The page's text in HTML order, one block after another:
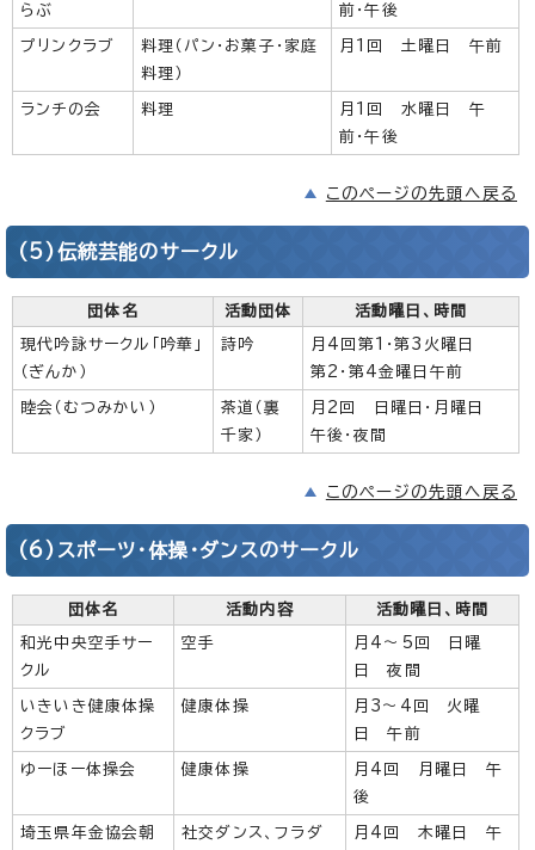
らぶ
前・午後
プリンクラブ
料理（パン・お菓子・家庭
料理）
月1回 土曜日 午前
ランチの会 料理
月1回 水曜日 午
前・午後
このページの先頭へ戻る
(5)伝統芸能のサークル
団体名 活動団体 活動曜日、時間
現代吟詠サークル「吟華」
（ぎんか）
詩吟
月4回第1・第3火曜日
第2・第4金曜日午前
睦会（むつみかい）
茶道（裏
千家）
月2回 日曜日・月曜日
午後・夜間
このページの先頭へ戻る
(6)スポーツ・体操・ダンスのサークル
団体名 活動内容 活動曜日、時間
和光中央空手サー
クル
空手
月4～5回 日曜
日 夜間
いきいき健康体操
クラブ
健康体操
月3～4回 火曜
日 午前
ゆーほー体操会 健康体操
月4回 月曜日 午
後
埼玉県年金協会朝
社交ダンス、フラダ
月4回 木曜日 午